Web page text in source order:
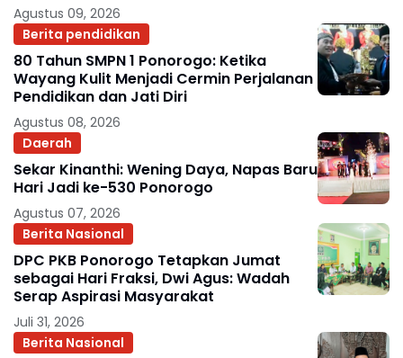
Agustus 09, 2026
Berita pendidikan
80 Tahun SMPN 1 Ponorogo: Ketika
Wayang Kulit Menjadi Cermin Perjalanan
Pendidikan dan Jati Diri
Agustus 08, 2026
Daerah
Sekar Kinanthi: Wening Daya, Napas Baru
Hari Jadi ke-530 Ponorogo
Agustus 07, 2026
Berita Nasional
DPC PKB Ponorogo Tetapkan Jumat
sebagai Hari Fraksi, Dwi Agus: Wadah
Serap Aspirasi Masyarakat
Juli 31, 2026
Berita Nasional